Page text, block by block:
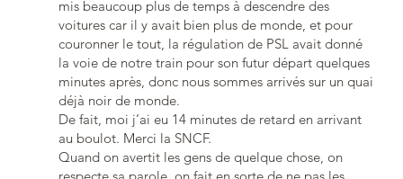
mis beaucoup plus de temps à descendre des
voitures car il y avait bien plus de monde, et pour
couronner le tout, la régulation de PSL avait donné
la voie de notre train pour son futur départ quelques
minutes après, donc nous sommes arrivés sur un quai
déjà noir de monde.
De fait, moi j’ai eu 14 minutes de retard en arrivant
au boulot. Merci la SNCF.
Quand on avertit les gens de quelque chose, on
respecte sa parole, on fait en sorte de ne pas les